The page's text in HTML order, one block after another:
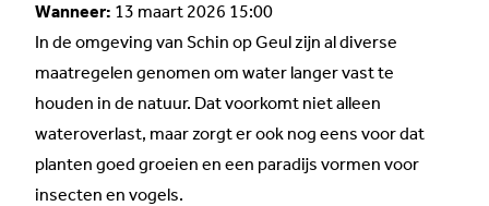
Wanneer: 13 maart 2026 15:00
In de omgeving van Schin op Geul zijn al diverse
maatregelen genomen om water langer vast te
houden in de natuur. Dat voorkomt niet alleen
wateroverlast, maar zorgt er ook nog eens voor dat
planten goed groeien en een paradijs vormen voor
insecten en vogels.